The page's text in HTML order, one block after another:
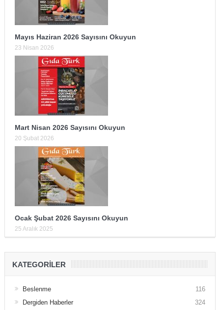
Mayıs Haziran 2026 Sayısını Okuyun
23 Nisan 2026
Mart Nisan 2026 Sayısını Okuyun
20 Şubat 2026
Ocak Şubat 2026 Sayısını Okuyun
25 Aralık 2025
KATEGORILER
Beslenme
116
Dergiden Haberler
324